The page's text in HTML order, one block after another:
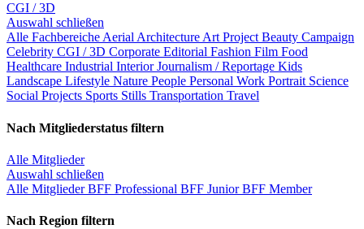
CGI / 3D
Auswahl schließen
Alle Fachbereiche Aerial Architecture Art Project Beauty Campaign
Celebrity CGI / 3D Corporate Editorial Fashion Film Food
Healthcare Industrial InteriorJournalism / Reportage Kids
Landscape Lifestyle Nature People Personal Work Portrait Science
Social Projects Sports Stills Transportation Travel
Nach Mitgliederstatus filtern
Alle Mitglieder
Auswahl schließen
Alle MitgliederBFF Professional BFF JuniorBFF Member
Nach Region filtern